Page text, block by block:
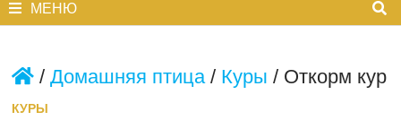
МЕНЮ
/ Домашняя птица/ Куры / Откорм кур
КУРЫ